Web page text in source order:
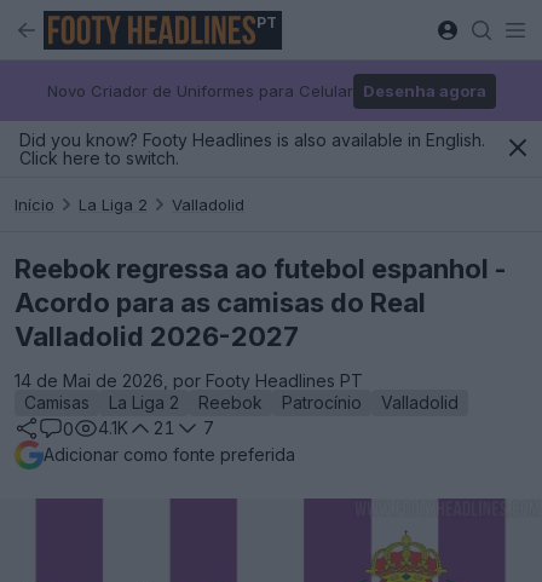
PT
Novo Criador de Uniformes para Celular Desenha agora
Did you know? Footy Headlines is also available in English.
Click here to switch.
Início La Liga 2 Valladolid
Reebok regressa ao futebol espanhol -
Acordo para as camisas do Real
Valladolid 2026-2027
14 de Mai de 2026, por Footy Headlines PT
Camisas
La Liga 2 Reebok Patrocínio
Valladolid
0
4.1K 21
7
Adicionar como fonte preferida